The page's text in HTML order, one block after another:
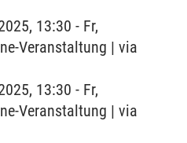
13:30 - Fr,
Veranstaltung | via
13:30 - Fr,
Veranstaltung | via